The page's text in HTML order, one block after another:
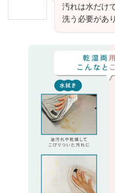
汚れは水だけ
洗う必要があ